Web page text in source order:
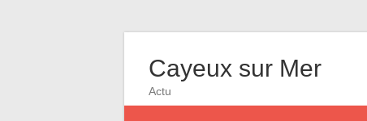
Cayeux sur Mer
Actu